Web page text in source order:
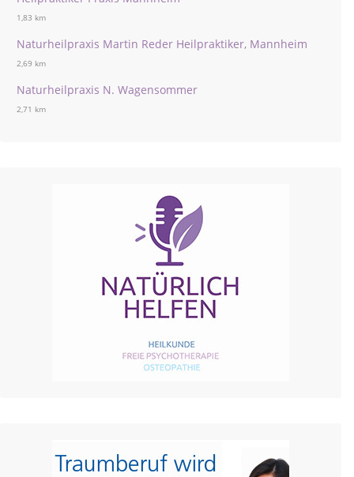
1,83 km
Naturheilpraxis Martin Reder Heilpraktiker, Mannheim
2,69 km
Naturheilpraxis N. Wagensommer
2,71 km